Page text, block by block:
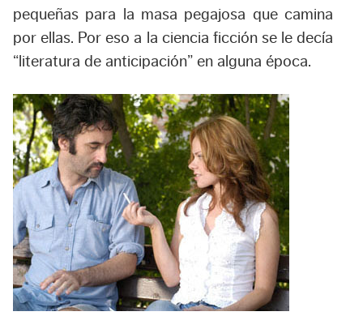
pequeñas para la masa pegajosa que camina
por ellas. Por eso a la ciencia ficción se le decía
“literatura de anticipación” en alguna época.